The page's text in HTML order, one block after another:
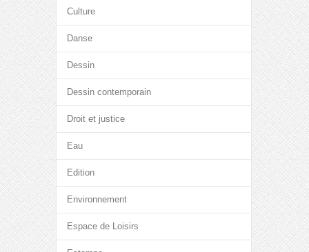
Culture
Danse
Dessin
Dessin contemporain
Droit et justice
Eau
Edition
Environnement
Espace de Loisirs